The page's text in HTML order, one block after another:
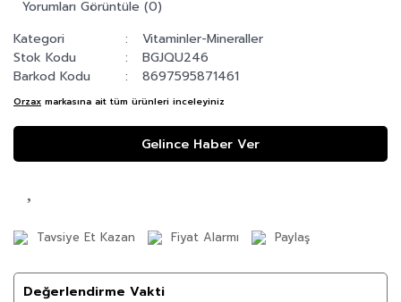
Yorumları Görüntüle (0)
Kategori
Vitaminler-Mineraller
Stok Kodu
BGJQU246
Barkod Kodu
8697595871461
Orzax markasına ait tüm ürünleri inceleyiniz
Gelince Haber Ver
Tavsiye Et Kazan Fiyat Alarmı Paylaş
Değerlendirme Vakti